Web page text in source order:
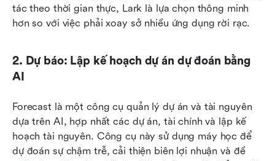
tác theo thời gian thực, Lark là lựa chọn thông minh
hơn so với việc phải xoay sở nhiều ứng dụng rời rạc.
2. Dự báo: Lập kế hoạch dự án dự đoán bằng
AI
Forecast là một công cụ quản lý dự án và tài nguyên
dựa trên AI, hợp nhất các dự án, tài chính và lập kế
hoạch tài nguyên. Công cụ này sử dụng máy học để
dự đoán sự chậm trễ, cải thiện biên lợi nhuận và đề